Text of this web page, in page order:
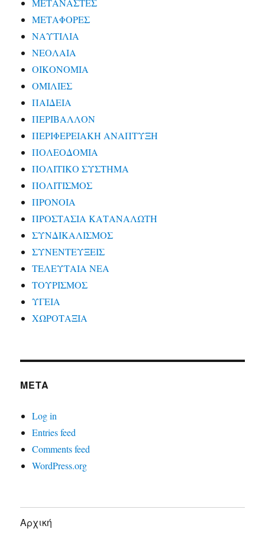
ΜΕΤΑΝΑΣΤΕΣ
ΜΕΤΑΦΟΡΕΣ
ΝΑΥΤΙΛΙΑ
ΝΕΟΛΑΙΑ
ΟΙΚΟΝΟΜΙΑ
ΟΜΙΛΙΕΣ
ΠΑΙΔΕΙΑ
ΠΕΡΙΒΑΛΛΟΝ
ΠΕΡΙΦΕΡΕΙΑΚΗ ΑΝΑΠΤΥΞΗ
ΠΟΛΕΟΔΟΜΙΑ
ΠΟΛΙΤΙΚΟ ΣΥΣΤΗΜΑ
ΠΟΛΙΤΙΣΜΟΣ
ΠΡΟΝΟΙΑ
ΠΡΟΣΤΑΣΙΑ ΚΑΤΑΝΑΛΩΤΗ
ΣΥΝΔΙΚΑΛΙΣΜΟΣ
ΣΥΝΕΝΤΕΥΞΕΙΣ
ΤΕΛΕΥΤΑΙΑ ΝΕΑ
ΤΟΥΡΙΣΜΟΣ
ΥΓΕΙΑ
ΧΩΡΟΤΑΞΙΑ
META
Log in
Entries feed
Comments feed
WordPress.org
Αρχική